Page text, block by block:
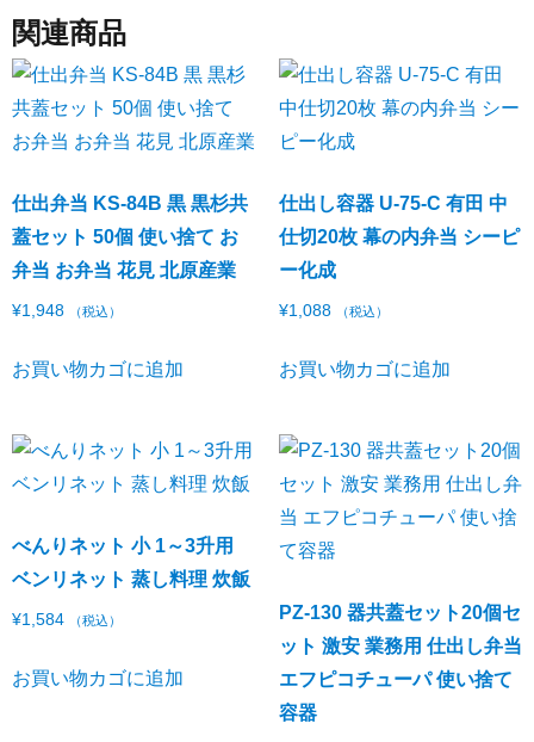
関連商品
仕出弁当 KS-84B 黒 黒杉共
蓋セット 50個 使い捨て お
弁当 お弁当 花見 北原産業
¥1,948 （税込）
お買い物カゴに追加
仕出し容器 U-75-C 有田 中
仕切20枚 幕の内弁当 シーピ
ー化成
¥1,088 （税込）
お買い物カゴに追加
べんりネット 小 1～3升用
ベンリネット 蒸し料理 炊飯
¥1,584 （税込）
お買い物カゴに追加
PZ-130 器共蓋セット20個セ
ット 激安 業務用 仕出し弁当
エフピコチューパ 使い捨て
容器